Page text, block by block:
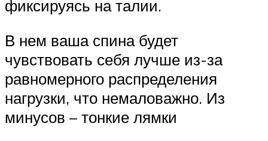
фиксируясь на талии.
В нем ваша спина будет
чувствовать себя лучше из-за
равномерного распределения
нагрузки, что немаловажно. Из
минусов – тонкие лямки